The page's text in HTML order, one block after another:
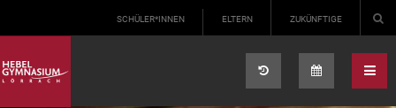
SCHÜLER*INNEN ELTERN ZUKÜNFTIGE